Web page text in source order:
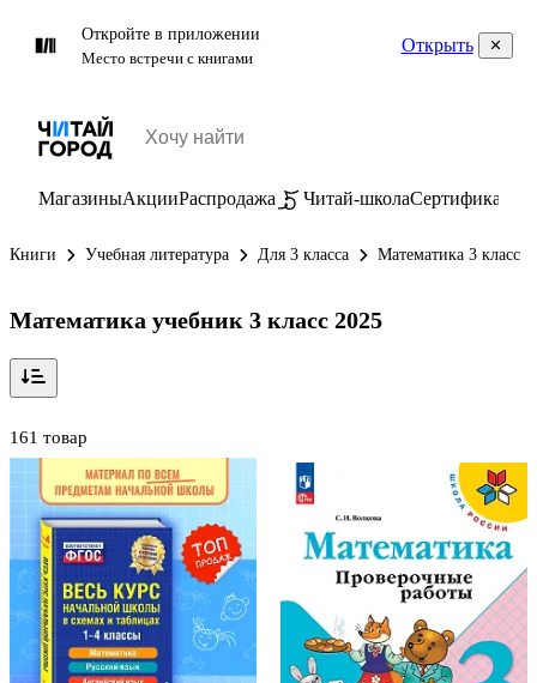
Откройте в приложении
Место встречи с книгами
Открыть
МагазиныАкцииРаспродажа Читай-школаСертификаты
Книги Учебная литература Для 3 класса Математика 3 класс
Математика учебник 3 класс 2025
161 товар